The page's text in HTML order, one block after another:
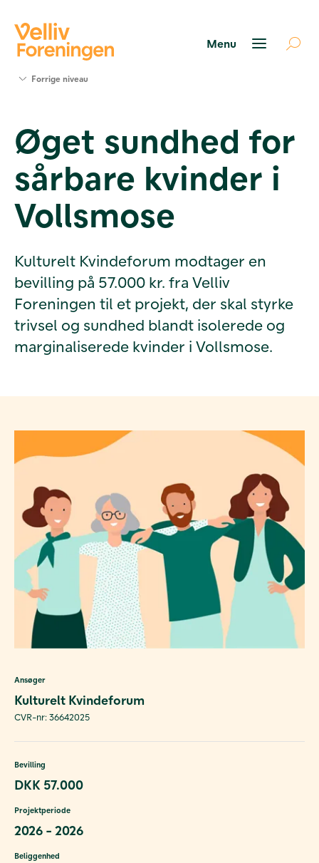
Værktøjer
og viden
Om Velliv
Foreningen
os
Forrige niveau
Øget sundhed for
sårbare kvinder i
Vollsmose
Kulturelt Kvindeforum modtager en
bevilling på 57.000 kr. fra Velliv
Foreningen til et projekt, der skal styrke
trivsel og sundhed blandt isolerede og
marginaliserede kvinder i Vollsmose.
Ansøger
Kulturelt Kvindeforum
CVR-nr: 36642025
Bevilling
DKK 57.000
Projektperiode
2026 - 2026
Beliggenhed